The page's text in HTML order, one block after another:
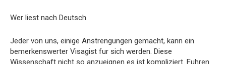
Wer liest nach Deutsch
Jeder von uns, einige Anstrengungen gemacht, kann ein
bemerkenswerter Visagist fur sich werden. Diese
Wissenschaft nicht so anzueignen es ist kompliziert. Fuhren